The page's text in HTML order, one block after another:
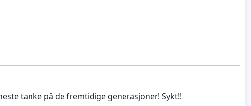
tanke på de fremtidige generasjoner! Sykt!!